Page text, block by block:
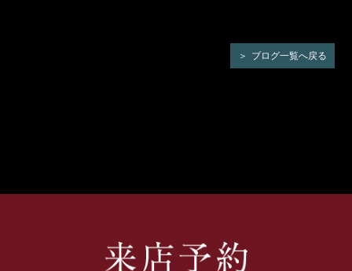
ブログ一覧へ戻る